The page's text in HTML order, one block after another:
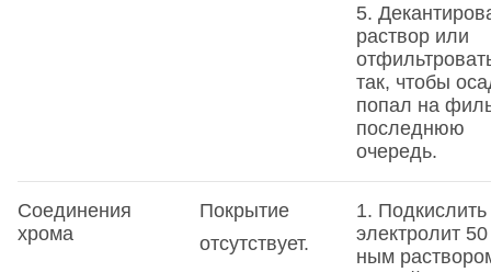
5.
раствор или
так, чтобы
попал на
последнюю
очередь.
Соединения
хрома
Покрытие
отсутствует.
1. Подкислить
электролит
ным